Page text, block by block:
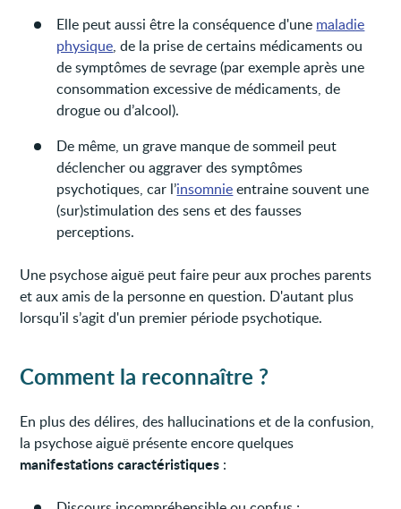
Elle peut aussi être la conséquence d'une maladie
physique, de la prise de certains médicaments ou
de symptômes de sevrage (par exemple après une
consommation excessive de médicaments, de
drogue ou d’alcool).
De même, un grave manque de sommeil peut
déclencher ou aggraver des symptômes
psychotiques, car l’insomnieentraine souvent une
(sur)stimulation des sens et des fausses
perceptions.
Une psychose aiguë peut faire peur aux proches parents
et aux amis de la personne en question. D'autant plus
lorsqu'il s’agit d'un premier période psychotique.
Comment la reconnaître ?
En plus des délires, des hallucinations et de la confusion,
la psychose aiguë présente encore quelques
manifestations caractéristiques :